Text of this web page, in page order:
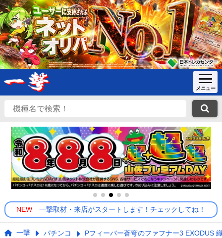
NEW 一撃取材・来店がスタートします！チェックしてね！
一撃 パチンコ Pフィーバー蒼穹のファフナー3 EXODUS